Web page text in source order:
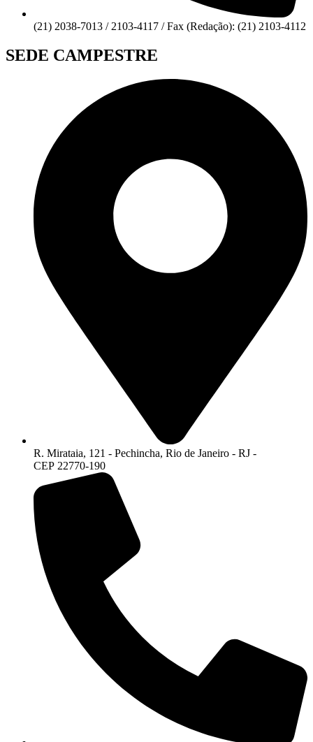
(21) 2038-7013 / 2103-4117 / Fax (Redação): (21) 2103-4112
SEDE CAMPESTRE
R. Mirataia, 121 - Pechincha, Rio de Janeiro - RJ -
CEP 22770-190